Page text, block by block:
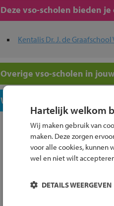
Deze vso-scholen bieden
Kentalis Dr. J. de Graafschool
Overige vso-scholen in
Welk onderwijsconcept past
Hartelijk welkom
Wij maken gebruik van
maken. Deze zorgen
voor alle cookies, kunnen
wel en niet wilt
DETAILS WEERGEVEN